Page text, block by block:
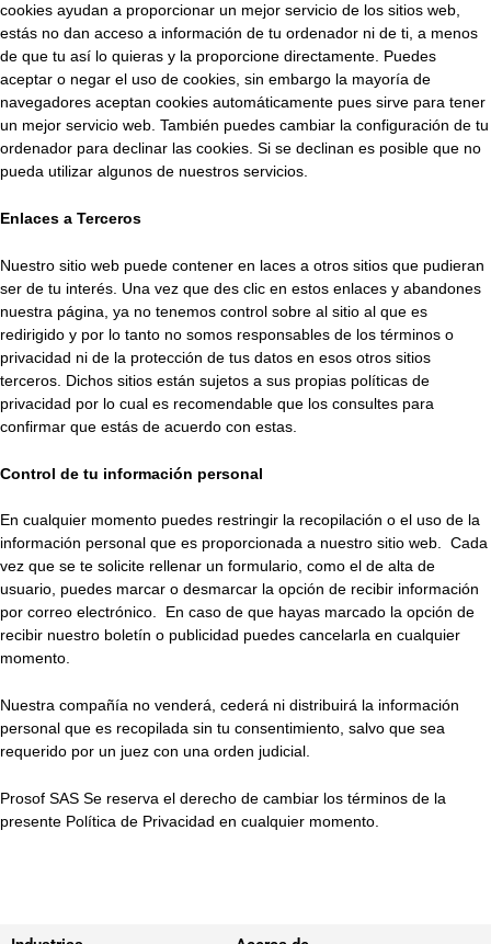
cookies ayudan a proporcionar un mejor servicio de los sitios web,
estás no dan acceso a información de tu ordenador ni de ti, a menos
de que tu así lo quieras y la proporcione directamente. Puedes
aceptar o negar el uso de cookies, sin embargo la mayoría de
navegadores aceptan cookies automáticamente pues sirve para tener
un mejor servicio web. También puedes cambiar la configuración de tu
ordenador para declinar las cookies. Si se declinan es posible que no
pueda utilizar algunos de nuestros servicios.
Enlaces a Terceros
Nuestro sitio web puede contener en laces a otros sitios que pudieran
ser de tu interés. Una vez que des clic en estos enlaces y abandones
nuestra página, ya no tenemos control sobre al sitio al que es
redirigido y por lo tanto no somos responsables de los términos o
privacidad ni de la protección de tus datos en esos otros sitios
terceros. Dichos sitios están sujetos a sus propias políticas de
privacidad por lo cual es recomendable que los consultes para
confirmar que estás de acuerdo con estas.
Control de tu información personal
En cualquier momento puedes restringir la recopilación o el uso de la
información personal que es proporcionada a nuestro sitio web. Cada
vez que se te solicite rellenar un formulario, como el de alta de
usuario, puedes marcar o desmarcar la opción de recibir información
por correo electrónico. En caso de que hayas marcado la opción de
recibir nuestro boletín o publicidad puedes cancelarla en cualquier
momento.
Nuestra compañía no venderá, cederá ni distribuirá la información
personal que es recopilada sin tu consentimiento, salvo que sea
requerido por un juez con una orden judicial.
Prosof SAS Se reserva el derecho de cambiar los términos de la
presente Política de Privacidad en cualquier momento.